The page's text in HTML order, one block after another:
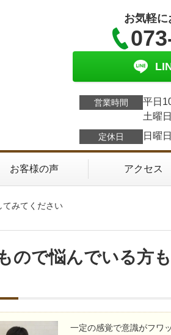
お気軽
営業時間
平日
土曜
定休日 日曜
お客様の声 アクセス
みてください
ので悩んでいる方
一定の感覚で意識がフワ